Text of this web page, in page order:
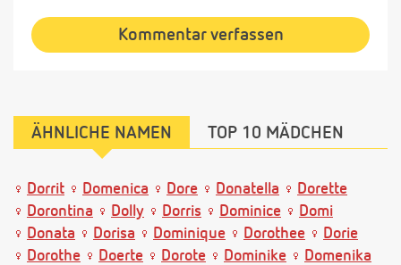
Kommentar verfassen
ÄHNLICHE NAMEN TOP 10 MÄDCHEN
Dorrit Domenica Dore Donatella
Dorette
Dorontina
Dolly Dorris Dominice
Domi
Donata
Dorisa Dominique Dorothee
Dorie
Dorothe
Doerte Dorote Dominike
Domenika